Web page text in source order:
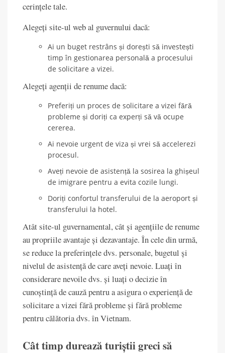
cerințele tale.
Alegeți site-ul web al guvernului dacă:
Ai un buget restrâns și dorești să investești
timp în gestionarea personală a procesului
de solicitare a vizei.
Alegeți agenții de renume dacă:
Preferiți un proces de solicitare a vizei fără
probleme și doriți ca experți să vă ocupe
cererea.
Ai nevoie urgent de viza și vrei să accelerezi
procesul.
Aveți nevoie de asistență la sosirea la ghișeul
de imigrare pentru a evita cozile lungi.
Doriți confortul transferului de la aeroport și
transferului la hotel.
Atât site-ul guvernamental, cât și agențiile de renume
au propriile avantaje și dezavantaje. În cele din urmă,
se reduce la preferințele dvs. personale, bugetul și
nivelul de asistență de care aveți nevoie. Luați în
considerare nevoile dvs. și luați o decizie în
cunoștință de cauză pentru a asigura o experiență de
solicitare a vizei fără probleme și fără probleme
pentru călătoria dvs. în Vietnam.
Cât timp durează turiștii greci să